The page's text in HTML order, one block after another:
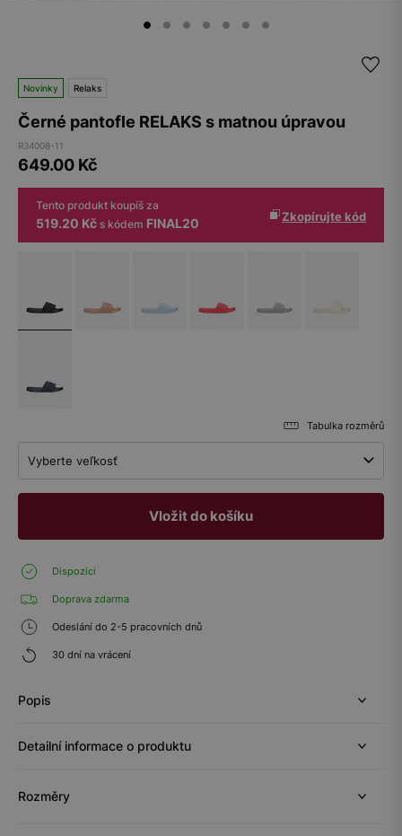
Novinky Relaks
Černé pantofle RELAKS s matnou úpravou
R34008-11
649.00 Kč
Tento produkt koupíš za
519.20 Kč s kódem FINAL20 Zkopírujte kód
Tabulka rozměrů
Vyberte veľkosť
Vložit do košíku
Dispozici
Doprava zdarma
Odeslání do 2-5 pracovních dnů
30 dní na vrácení
Popis
Detailní informace o produktu
Rozměry